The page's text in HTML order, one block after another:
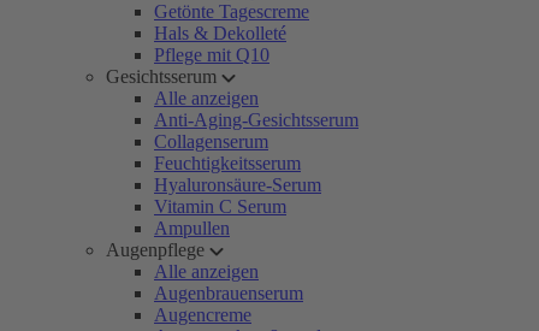
Getönte Tagescreme
Hals & Dekolleté
Pflege mit Q10
Gesichtsserum
Alle anzeigen
Anti-Aging-Gesichtsserum
Collagenserum
Feuchtigkeitsserum
Hyaluronsäure-Serum
Vitamin C Serum
Ampullen
Augenpflege
Alle anzeigen
Augenbrauenserum
Augencreme